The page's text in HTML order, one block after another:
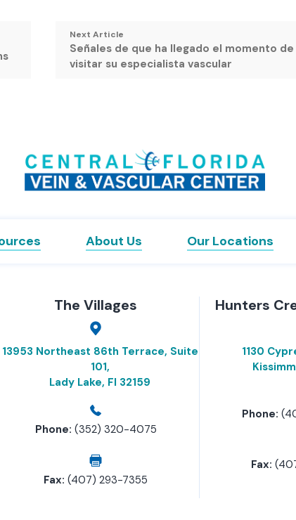
Next Article
Señales de que ha llegado el momento de
visitar su especialista vascular
About Us Our Locations
The Villages
13953 Northeast 86th Terrace, Suite
101,
Lady Lake, Fl 32159
Phone: (352) 320-4075
Fax:(407) 293-7355
Hunters
1130
Phone:
Fax: